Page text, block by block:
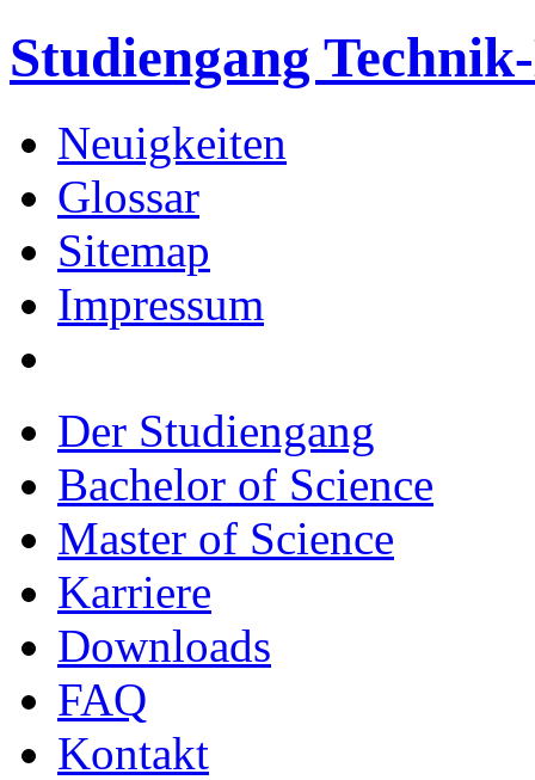
Studiengang
Neuigkeiten
Glossar
Sitemap
Impressum
Der Studiengang
Bachelor of Science
Master of Science
Karriere
Downloads
FAQ
Kontakt